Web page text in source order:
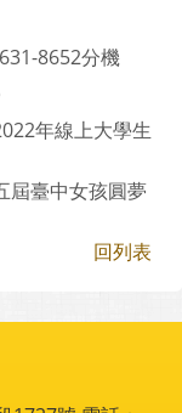
8652分機
年線上大學生
屆臺中女孩圓夢
回列表